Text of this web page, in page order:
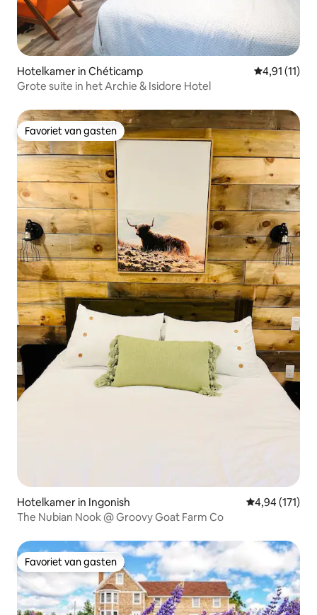
Hotelkamer in Chéticamp Gemiddelde
4,91 (11)
Grote suite in het Archie & Isidore Hotel
Favoriet van gasten
Favoriet van gasten
Hotelkamer in Ingonish Gemiddelde
4,94 (171)
The Nubian Nook @ Groovy Goat Farm Co
Favoriet van gasten
Favoriet van gasten